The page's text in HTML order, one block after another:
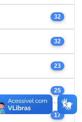
32
32
23
25
17